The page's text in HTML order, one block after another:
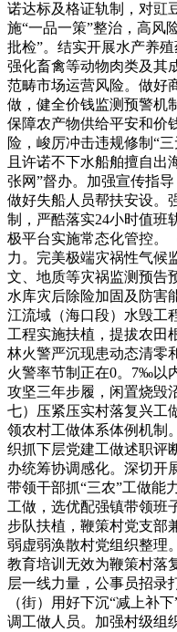
诺达标及格证轨制，对豇
施“一品一策”整治，高风
批检”。结实开展水产养
强化畜禽等动物肉类及其
范畴市场运营风险。做好
做，健全价钱监测预警机
保障农产物供给平安和价
险，峻厉冲击违规修制“
且许诺不下水船舶擅自出
张网”督办。加强宣传指
做好失船人员帮扶安设。
制，严酷落实24小时值班
极平台实施常态化管控。
力。完美极端灾祸性气候
文、地质等灾祸监测预告
水库灾后除险加固及防害
江流域（海口段）水毁工
工程实施扶植，提拔农田
林火警严沉现患动态清零
火警率节制正在0。7‰以
攻坚三年步履，闲置烧毁
七）压紧压实村落复兴工
领农村工做体系体例机制
织抓下层党建工做述职评
办统筹协调感化。深切开
带领干部抓“三农”工做能
工做，选优配强镇带领班
步队扶植，鞭策村党支部
弱虚弱涣散村党组织整理
教育培训无效为鞭策村落
层一线力量，公事员招录
（街）用好下沉“减上补
调工做人员。加强村级组